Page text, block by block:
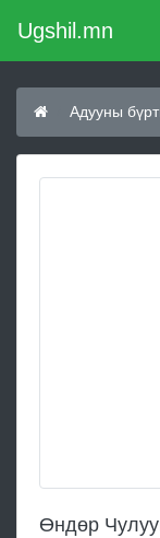
Ugshil.mn
Адууны
Өндөр